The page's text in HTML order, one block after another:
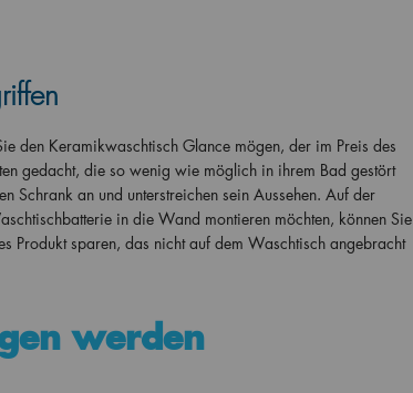
den Keramikwaschtisch Glance mögen, der im Preis des
gedacht, die so wenig wie möglich in ihrem Bad gestört
Schrank an und unterstreichen sein Aussehen. Auf der
in die Wand montieren möchten, können Sie
Produkt sparen, das nicht auf dem Waschtisch angebracht
werden